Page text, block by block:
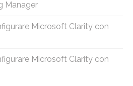
Manager
Microsoft Clarity con
Microsoft Clarity con